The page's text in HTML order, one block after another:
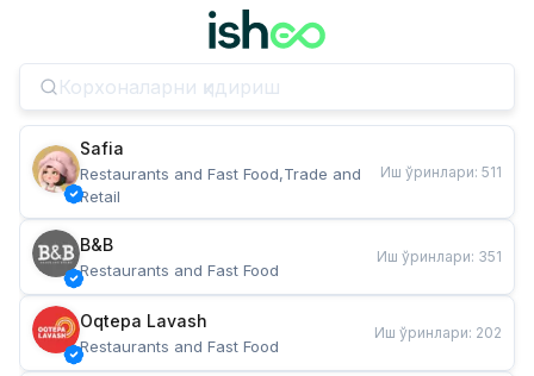
Safia
Restaurants and Fast Food,Trade and
Retail
Иш ўринлари: 511
B&B
Restaurants and Fast Food
Иш ўринлари: 351
Oqtepa Lavash
Restaurants and Fast Food
Иш ўринлари: 202